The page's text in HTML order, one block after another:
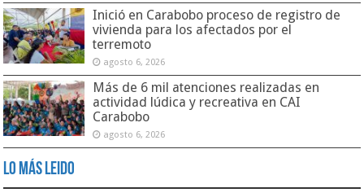
Inició en Carabobo proceso de registro de
vivienda para los afectados por el
terremoto
agosto 6, 2026
Más de 6 mil atenciones realizadas en
actividad lúdica y recreativa en CAI
Carabobo
agosto 6, 2026
Lo Más Leido